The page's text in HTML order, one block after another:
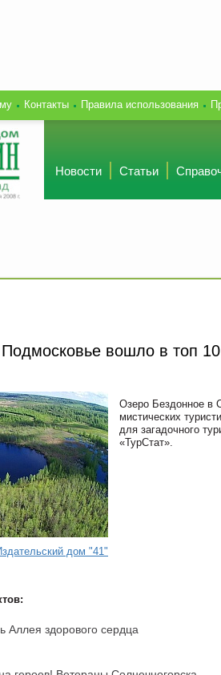
Контакты Правила использования
Новости Статьи
вошло в топ 10
дом "41"
Озеро Бездонное в
мистических
для загадочного
«ТурСтат».
Аллея здорового сердца